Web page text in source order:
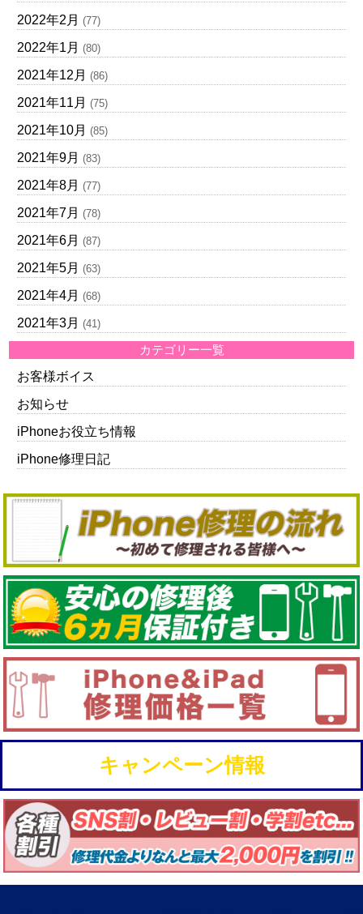
2022年2月 (77)
2022年1月 (80)
2021年12月 (86)
2021年11月 (75)
2021年10月 (85)
2021年9月 (83)
2021年8月 (77)
2021年7月 (78)
2021年6月 (87)
2021年5月 (63)
2021年4月 (68)
2021年3月 (41)
カテゴリー一覧
お客様ボイス
お知らせ
iPhoneお役立ち情報
iPhone修理日記
キャンペーン情報